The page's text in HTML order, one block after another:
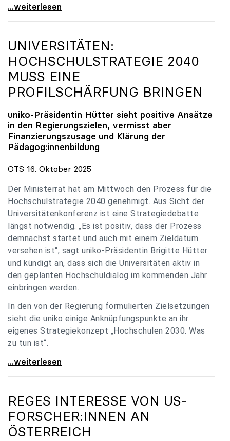
uniko trauert um ehemaligen Präsidenten Peter
...weiterlesen
UNIVERSITÄTEN:
HOCHSCHULSTRATEGIE 2040
MUSS EINE
PROFILSCHÄRFUNG BRINGEN
uniko-Präsidentin Hütter sieht positive Ansätze
in den Regierungszielen, vermisst aber
Finanzierungszusage und Klärung der
Pädagog:innenbildung
OTS 16. Oktober 2025
Der Ministerrat hat am Mittwoch den Prozess für die
Hochschulstrategie 2040 genehmigt. Aus Sicht der
Universitätenkonferenz ist eine Strategiedebatte
längst notwendig. „Es ist positiv, dass der Prozess
demnächst startet und auch mit einem Zieldatum
versehen ist“, sagt uniko-Präsidentin Brigitte Hütter
und kündigt an, dass sich die Universitäten aktiv in
den geplanten Hochschuldialog im kommenden Jahr
einbringen werden.
In den von der Regierung formulierten Zielsetzungen
sieht die uniko einige Anknüpfungspunkte an ihr
eigenes Strategiekonzept „Hochschulen 2030. Was
zu tun ist“.
Universitäten: Hochschulstrategie 2040 muss eine
...weiterlesen
REGES INTERESSE VON US-
FORSCHER:INNEN AN
ÖSTERREICH